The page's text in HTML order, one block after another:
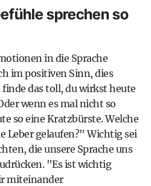
sprechen so
in die Sprache
im positiven Sinn, dies
das toll, du wirkst heute
wenn es mal nicht so
so eine Kratzbürste. Welche
Leber gelaufen?" Wichtig sei
die unsere Sprache uns
"Es ist wichtig
miteinander